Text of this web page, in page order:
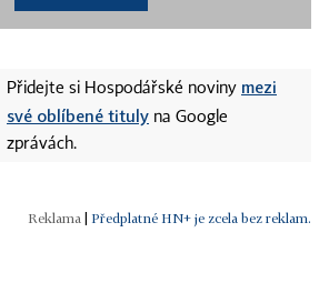
Přidejte si Hospodářské noviny mezi
své oblíbené tituly na Google
zprávách.
Předplatné HN+ je zcela bez reklam.